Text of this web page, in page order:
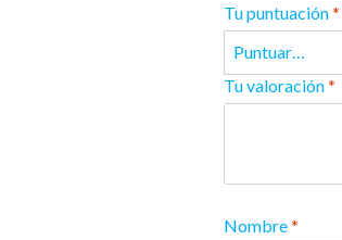
Tu puntuación*
Tu valoración*
Nombre*